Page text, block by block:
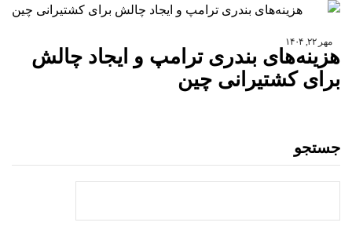
مهر ۲۲, ۱۴۰۴
هزینه‌های بندری ترامپ و ایجاد چالش
برای کشتیرانی چین
جستجو